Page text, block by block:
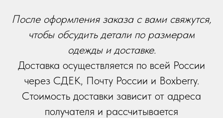
После оформления заказа с вами свяжутся,
чтобы обсудить детали по размерам
одежды и доставке.
Доставка осуществляется по всей России
через СДЕК, Почту России и Boxberry.
Стоимость доставки зависит от адреса
получателя и рассчитывается